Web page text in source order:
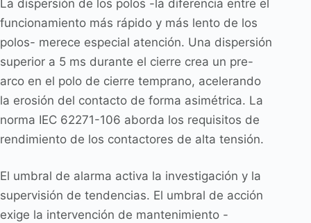
La dispersión de los polos -la diferencia entre el
funcionamiento más rápido y más lento de los
polos- merece especial atención. Una dispersión
superior a 5 ms durante el cierre crea un pre-
arco en el polo de cierre temprano, acelerando
la erosión del contacto de forma asimétrica. La
norma IEC 62271-106 aborda los requisitos de
rendimiento de los contactores de alta tensión.
El umbral de alarma activa la investigación y la
supervisión de tendencias. El umbral de acción
exige la intervención de mantenimiento -